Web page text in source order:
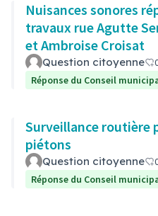
Nuisances sonores
travaux rue Agutte
et Ambroise Croisat
Question citoyenne
Réponse du Conseil
Surveillance routière
piétons
Question citoyenne
Réponse du Conseil